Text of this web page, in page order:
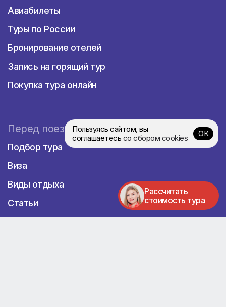
Рассчитать
стоимость тура
Авиабилеты
Туры по России
Бронирование отелей
Запись на горящий тур
Покупка тура онлайн
Перед поездкой
Подбор тура
Виза
Виды отдыха
Статьи
Пользуясь сайтом, вы
соглашаетесь со сбором cookies ОК